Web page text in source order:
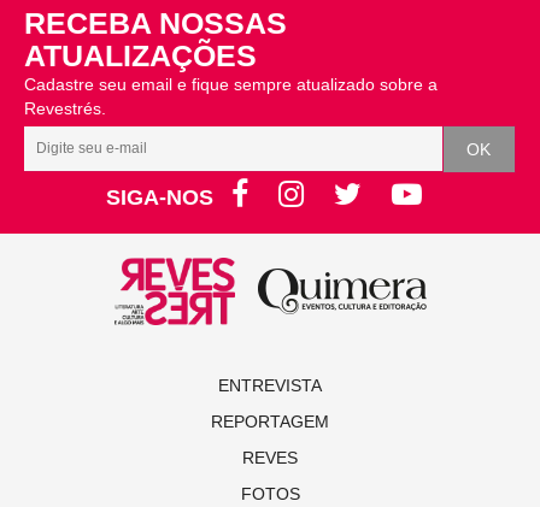
RECEBA NOSSAS
ATUALIZAÇÕES
Cadastre seu email e fique sempre atualizado sobre a
Revestrés.
SIGA-NOS
ENTREVISTA
REPORTAGEM
REVES
FOTOS